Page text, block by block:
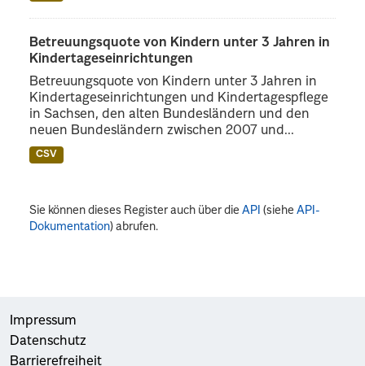
Betreuungsquote von Kindern unter 3 Jahren in
Kindertageseinrichtungen
Betreuungsquote von Kindern unter 3 Jahren in
Kindertageseinrichtungen und Kindertagespflege
in Sachsen, den alten Bundesländern und den
neuen Bundesländern zwischen 2007 und...
CSV
Sie können dieses Register auch über dieAPI (sieheAPI-
Dokumentation) abrufen.
Impressum
Datenschutz
Barrierefreiheit